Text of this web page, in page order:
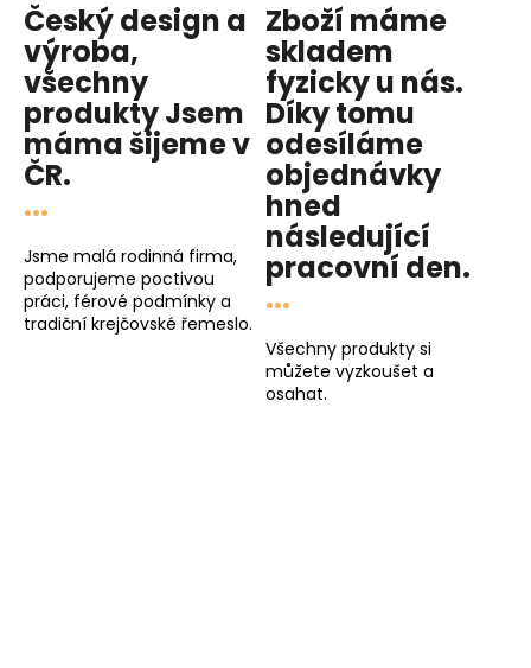
Český design a
výroba,
všechny
produktyJsem
mámašijeme v
ČR.
...
Jsme malá rodinná firma,
podporujeme poctivou
práci, férové podmínky a
tradiční krejčovské řemeslo.
Zboží máme
skladem
fyzicky u nás.
Díky tomu
odesíláme
objednávky
hned
následující
pracovní den.
...
Všechny produkty si
můžete vyzkoušet a
osahat.